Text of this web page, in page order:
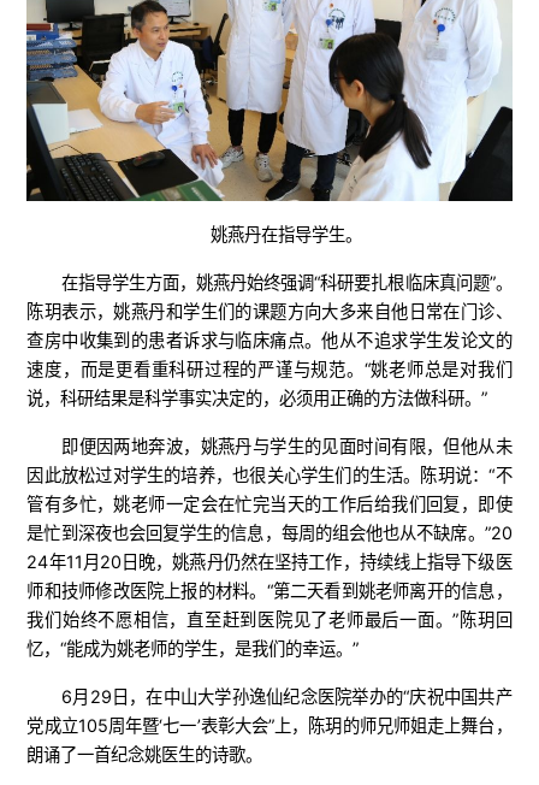
姚燕丹在指导学生。
在指导学生方面，姚燕丹始终强调“科研要扎根临床真问题”。
陈玥表示，姚燕丹和学生们的课题方向大多来自他日常在门诊、
查房中收集到的患者诉求与临床痛点。他从不追求学生发论文的
速度，而是更看重科研过程的严谨与规范。“姚老师总是对我们
说，科研结果是科学事实决定的，必须用正确的方法做科研。”
即便因两地奔波，姚燕丹与学生的见面时间有限，但他从未
因此放松过对学生的培养，也很关心学生们的生活。陈玥说：“不
管有多忙，姚老师一定会在忙完当天的工作后给我们回复，即使
是忙到深夜也会回复学生的信息，每周的组会他也从不缺席。”20
24年11月20日晚，姚燕丹仍然在坚持工作，持续线上指导下级医
师和技师修改医院上报的材料。“第二天看到姚老师离开的信息，
我们始终不愿相信，直至赶到医院见了老师最后一面。”陈玥回
忆，“能成为姚老师的学生，是我们的幸运。”
6月29日，在中山大学孙逸仙纪念医院举办的“庆祝中国共产
党成立105周年暨‘七一’表彰大会”上，陈玥的师兄师姐走上舞台，
朗诵了一首纪念姚医生的诗歌。